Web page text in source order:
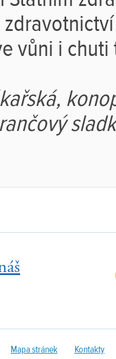
vůni i
Mapa stránek Kontakty